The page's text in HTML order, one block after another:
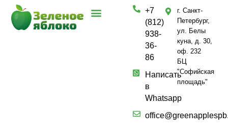
+7
(812)
938-
36-
86
Написать
в
Whatsapp
г. Санкт-
Петербург,
ул. Белы
куна, д. 30,
оф. 232
БЦ
"Софийская
площадь"